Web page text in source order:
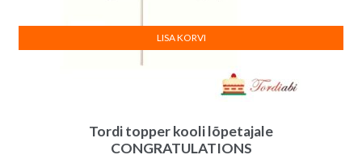
Tordi topper kooli lõpetajale
CONGRATULATIONS
LISA KORVI